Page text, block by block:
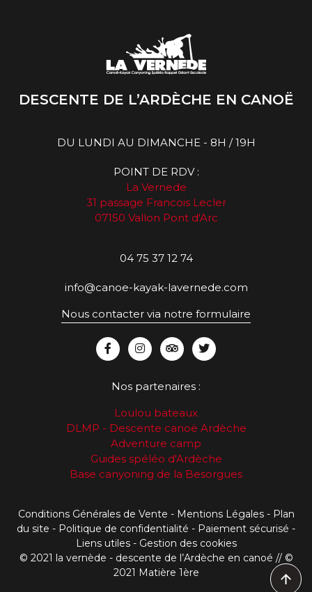
DESCENTE DE L’ARDÈCHE EN CANOË
DU LUNDI AU DIMANCHE - 8H / 19H
POINT DE RDV :
La Vernede
31 passage Francois Lecler
07150 Vallon Pont d'Arc
04 75 37 12 74
info@canoe-kayak-lavernede.com
Nous contacter via notre formulaire
Nos partenaires :
Loulou bateaux
DLMP - Descente canoë Ardèche
Adventure camp
Guides spéléo d'Ardèche
Base canyoning de la Besorgues
Conditions Générales de Vente - Mentions Légales- Plan
du site - Politique de confidentialité - Paiement sécurisé -
Liens utiles- Gestion des cookies
© 2021 la vernède - descente de l’Ardèche en canoé // ©
2021 Matière 1ère